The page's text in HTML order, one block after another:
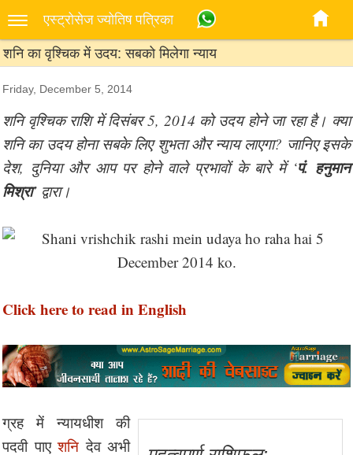
एस्‍ट्रोसेज ज्‍योतिष पत्रिका
शनि का वृश्चिक में उदय: सबको मिलेगा न्याय
Friday, December 5, 2014
शनि वृश्चिक राशि में दिसंबर 5, 2014 को उदय होने जा रहा है। क्या
शनि का उदय होना सबके लिए शुभता और न्याय लाएगा? जानिए इसके
देश, दुनिया और आप पर होने वाले प्रभावों के बारे में ‘पं. हनुमान
मिश्रा’ द्वारा।
Click here to read in English
ग्रह में न्यायधीश की
पदवी पाएशनि देव अभी